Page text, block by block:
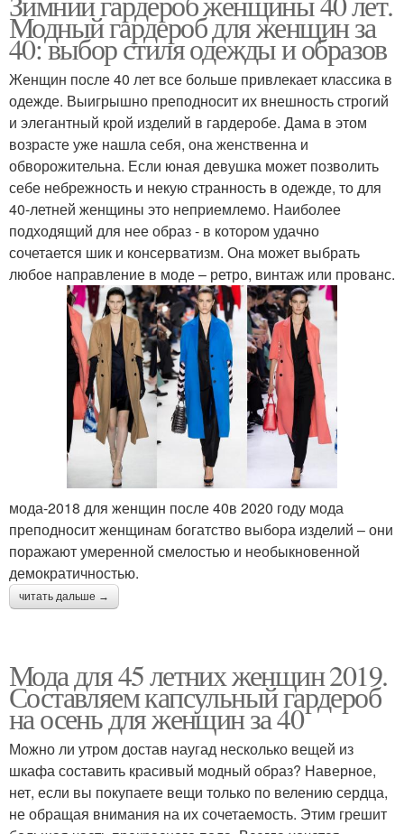
Модный гардероб для женщин за
40: выбор стиля одежды и образов
Женщин после 40 лет все больше привлекает классика в
одежде. Выигрышно преподносит их внешность строгий
и элегантный крой изделий в гардеробе. Дама в этом
возрасте уже нашла себя, она женственна и
обворожительна. Если юная девушка может позволить
себе небрежность и некую странность в одежде, то для
40-летней женщины это неприемлемо. Наиболее
подходящий для нее образ - в котором удачно
сочетается шик и консерватизм. Она может выбрать
любое направление в моде – ретро, винтаж или прованс.
мода-2018 для женщин после 40в 2020 году мода
преподносит женщинам богатство выбора изделий – они
поражают умеренной смелостью и необыкновенной
демократичностью.
читать дальше →
Мода для 45 летних женщин 2019.
Составляем капсульный гардероб
на осень для женщин за 40
Можно ли утром достав наугад несколько вещей из
шкафа составить красивый модный образ? Наверное,
нет, если вы покупаете вещи только по велению сердца,
не обращая внимания на их сочетаемость. Этим грешит